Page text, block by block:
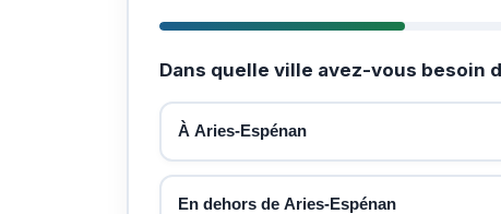
Dans quelle ville avez-vous besoin
À Aries-Espénan
En dehors de Aries-Espénan